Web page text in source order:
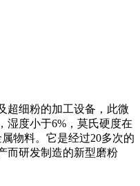
超细粉的加工设备，此微
湿度小于6%，莫氏硬度在
物料。它是经过20多次的
而研发制造的新型磨粉